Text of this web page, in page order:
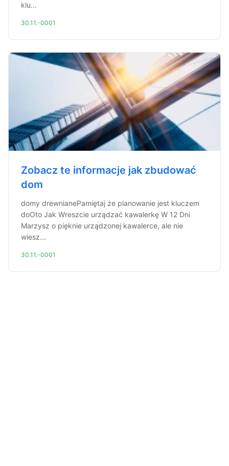
klu...
30.11.-0001
Zobacz te informacje jak zbudować
dom
domy drewnianePamiętaj że planowanie jest kluczem
doOto Jak Wreszcie urządzać kawalerkę W 12 Dni
Marzysz o pięknie urządzonej kawalerce, ale nie
wiesz...
30.11.-0001